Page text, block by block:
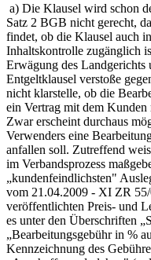
a) Die Klausel wird schon
Satz 2 BGB nicht gerecht,
findet, ob die Klausel auch
Inhaltskontrolle zugänglich
Erwägung des Landgerichts
Entgeltklausel verstoße
nicht klarstelle, ob die
ein Vertrag mit dem
Zwar erscheint durchaus
Verwenders eine
anfallen soll. Zutreffend
im Verbandsprozess
„kundenfeindlichsten"
vom 21.04.2009 - XI ZR
veröffentlichten Preis- und
es unter den Überschriften
„Bearbeitungsgebühr in %
Kennzeichnung des